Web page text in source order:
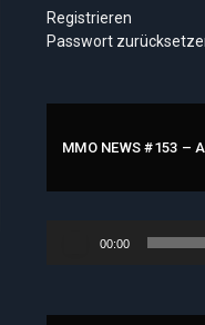
Registrieren
Passwort
MMO NEWS #153 –
00:00